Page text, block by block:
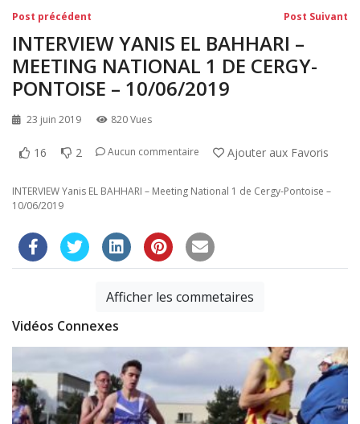
Navigation
de
l’article
Post précédent Post Suivant
INTERVIEW YANIS EL BAHHARI –
MEETING NATIONAL 1 DE CERGY-
PONTOISE – 10/06/2019
23 juin 2019 820 Vues
16 2 Aucun commentaire Ajouter aux Favoris
INTERVIEW Yanis EL BAHHARI – Meeting National 1 de Cergy-Pontoise –
10/06/2019
Afficher les commetaires
Vidéos Connexes